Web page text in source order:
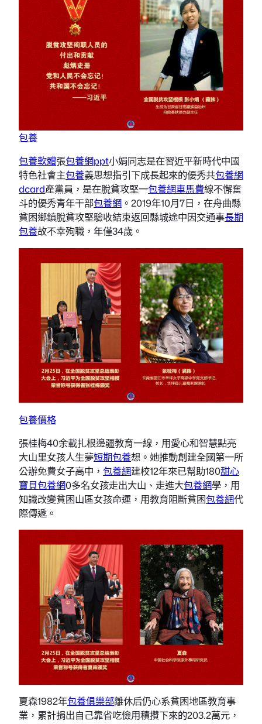
包養
包養軟體張包養網ppt小娟同志是在習近平新時代中國
特色社會主包養義思想指引下成長起來的優秀共包養網
dcard產黨員，是在脫貧攻堅一包養網車馬費線不懈奮
斗的優秀青年干部包養網 。2019年10月7日，在舟曲縣
貧困鄉鎮脫貧攻堅驗收結束返回縣城途中因交通事長期
包養故不幸殉職，年僅34歲。
包養價格
張桂梅40余載扎根邊疆教育一線，用愛心和智慧點亮
大山里女孩人生夢短期包養想。她推動創建全國第一所
公辦免費女子高中， 包養網建校12年來已幫助180甜心
寶貝包養網0多名女孩走出大山、走進大包養網學，用
知識改變貧困山區女孩命運，用教育阻斷貧困包養網代
際傳遞。
夏森1982年包養俱樂部離休后仍心系貧困地區教育事
業，累計捐出自己靠省吃儉用積攢下來的203.2萬元，